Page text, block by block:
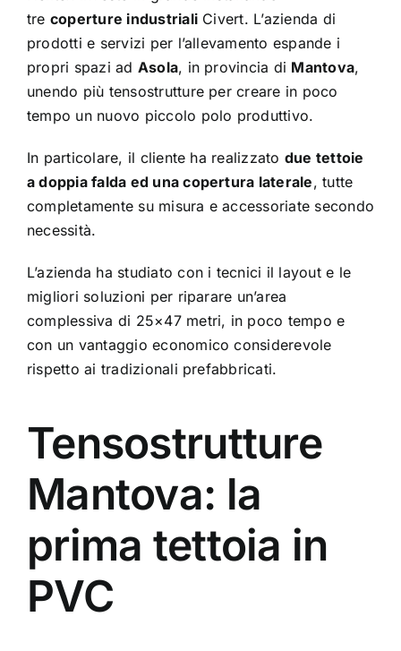
tre coperture industriali Civert. L’azienda di
prodotti e servizi per l’allevamento espande i
propri spazi ad Asola, in provincia di Mantova,
unendo più tensostrutture per creare in poco
tempo un nuovo piccolo polo produttivo.
In particolare, il cliente ha realizzato due tettoie
a doppia falda ed una copertura laterale, tutte
completamente su misura e accessoriate secondo
necessità.
L’azienda ha studiato con i tecnici il layout e le
migliori soluzioni per riparare un’area
complessiva di 25×47 metri, in poco tempo e
con un vantaggio economico considerevole
rispetto ai tradizionali prefabbricati.
Tensostrutture
Mantova: la
prima tettoia in
PVC